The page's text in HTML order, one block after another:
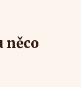
něco